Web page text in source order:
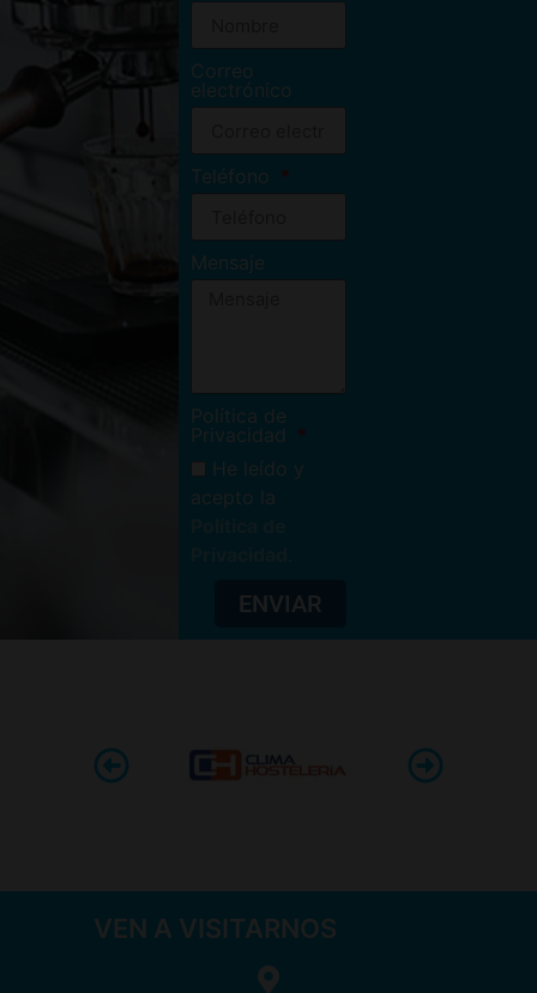
Correo
electrónico
Teléfono
Mensaje
Política de
Privacidad
He leído y
acepto la
.
ENVIAR
VEN A VISITARNOS